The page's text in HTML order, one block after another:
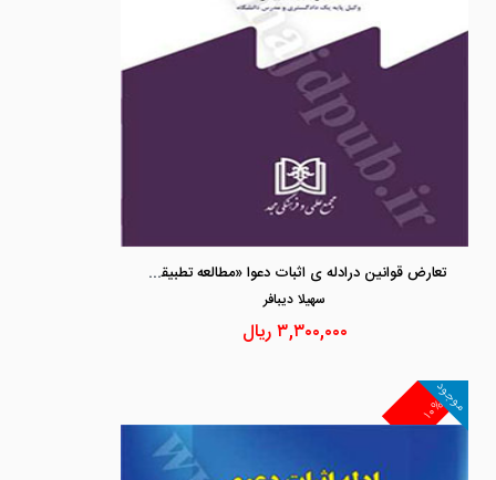
تعارض قوانین درادله ی اثبات دعوا «مطالعه تطبیقی درحقوق ایران و انگلیس»
سهيلا ديبافر
۳,۳۰۰,۰۰۰ریال
۱۰%
موجود